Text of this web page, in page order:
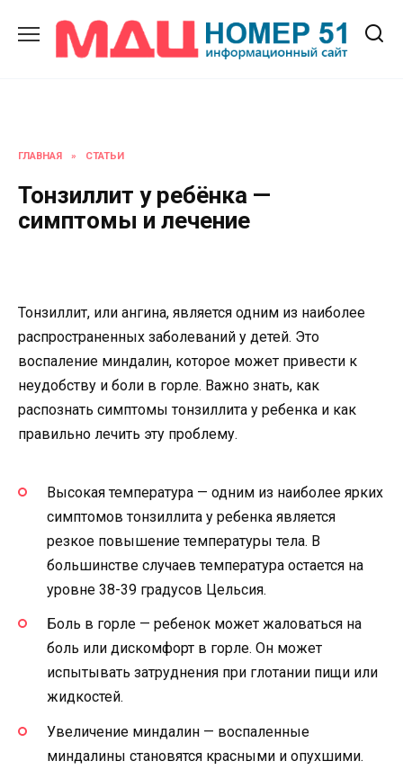
содержанию
ГЛАВНАЯ » СТАТЬИ
Тонзиллит у ребёнка —
симптомы и лечение
Тонзиллит, или ангина, является одним из наиболее
распространенных заболеваний у детей. Это
воспаление миндалин, которое может привести к
неудобству и боли в горле. Важно знать, как
распознать симптомы тонзиллита у ребенка и как
правильно лечить эту проблему.
Высокая температура — одним из наиболее ярких
симптомов тонзиллита у ребенка является
резкое повышение температуры тела. В
большинстве случаев температура остается на
уровне 38-39 градусов Цельсия.
Боль в горле — ребенок может жаловаться на
боль или дискомфорт в горле. Он может
испытывать затруднения при глотании пищи или
жидкостей.
Увеличение миндалин — воспаленные
миндалины становятся красными и опухшими.